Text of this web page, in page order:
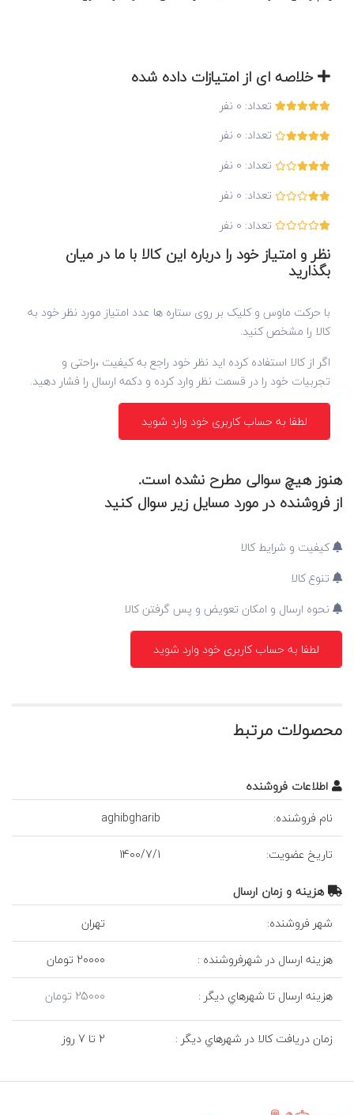
خلاصه ای از امتیازات داده شده
تعداد: 0 نفر
تعداد: 0 نفر
تعداد: 0 نفر
تعداد: 0 نفر
تعداد: 0 نفر
نظر و امتیاز خود را درباره این کالا با ما در میان
بگذارید
با حرکت ماوس و کلیک بر روی ستاره ها عدد امتیاز مورد نظر خود به
کالا را مشخص کنید.
اگر از کالا استفاده کرده اید نظر خود راجع به کیفیت ،راحتی و
تجربیات خود را در قسمت نظر وارد کرده و دکمه ارسال را فشار دهید.
لطفا به حساب کاربری خود وارد شوید
هنوز هیچ سوالی مطرح نشده است.
از فروشنده در مورد مسایل زیر سوال کنید
کیفیت و شرایط کالا
تنوع کالا
نحوه ارسال و امکان تعویض و پس گرفتن کالا
لطفا به حساب کاربری خود وارد شوید
محصولات مرتبط
اطلاعات فروشنده
نام فروشنده:
aghibgharib
تاريخ عضويت:
1400/7/1
هزينه و زمان ارسال
شهر فروشنده:
تهران
هزينه ارسال در شهرفروشنده :
20000 تومان
هزينه ارسال تا شهرهاي ديگر :
25000 تومان
زمان دريافت کالا در شهرهاي ديگر : 2 تا 7 روز